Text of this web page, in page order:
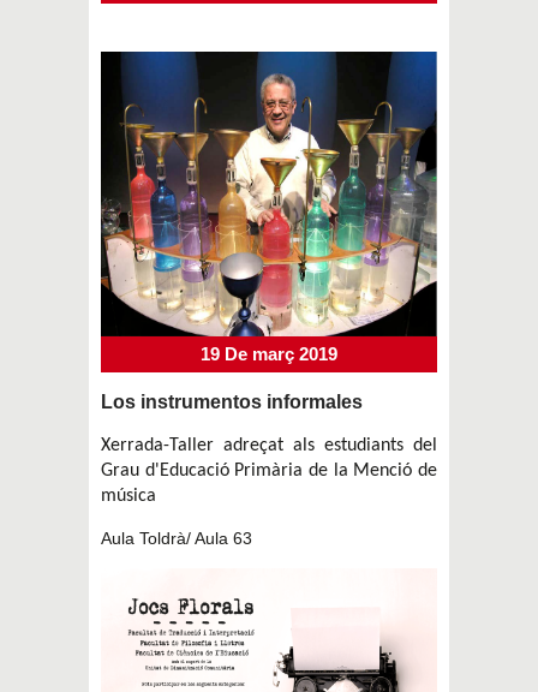
19 De març 2019
Los instrumentos informales
Xerrada-Taller adreçat als estudiants del
Grau d'Educació Primària de la Menció de
música
Aula Toldrà/ Aula 63